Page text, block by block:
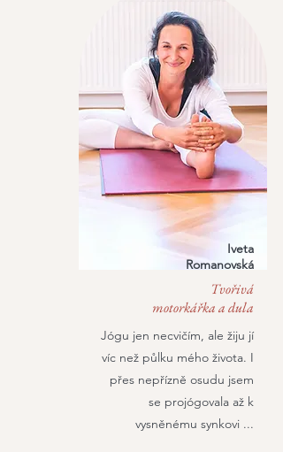
Iveta
Romanovská
Tvořivá
motorkářka a dula
Jógu jen necvičím, ale žiju jí
víc než půlku mého života. I
přes nepřízně osudu jsem
se projógovala až k
vysněnému synkovi ...